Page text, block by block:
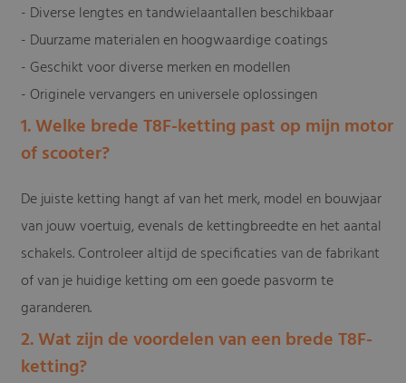
- Diverse lengtes en tandwielaantallen beschikbaar
- Duurzame materialen en hoogwaardige coatings
- Geschikt voor diverse merken en modellen
- Originele vervangers en universele oplossingen
1. Welke brede T8F-ketting past op mijn motor
of scooter?
De juiste ketting hangt af van het merk, model en bouwjaar
van jouw voertuig, evenals de kettingbreedte en het aantal
schakels. Controleer altijd de specificaties van de fabrikant
of van je huidige ketting om een goede pasvorm te
garanderen.
2. Wat zijn de voordelen van een brede T8F-
ketting?